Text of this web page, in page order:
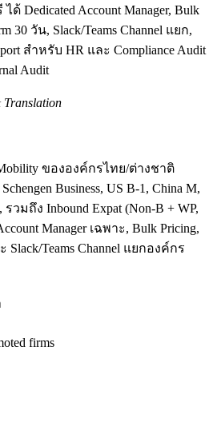
ได้ Dedicated Account Manager, Bulk
30 วัน, Slack/Teams Channel แยก,
สำหรับ HR และ Compliance Audit
Audit
Translation
ขององค์กรไทย/ต่างชาติ
Business, US B-1, China M,
รวมถึง Inbound Expat (Non-B + WP,
Manager เฉพาะ, Bulk Pricing,
Slack/Teams Channel แยกองค์กร
firms